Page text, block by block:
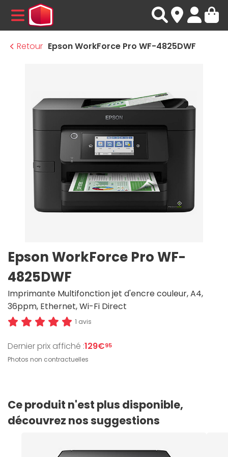
MENU
Retour Epson WorkForce Pro WF-4825DWF
Epson WorkForce Pro WF-
4825DWF
Imprimante Multifonction jet d'encre couleur, A4,
36ppm, Ethernet, Wi-Fi Direct
1 avis
Dernier prix affiché :129€95
Photos non contractuelles
Ce produit n'est plus disponible,
découvrez nos suggestions